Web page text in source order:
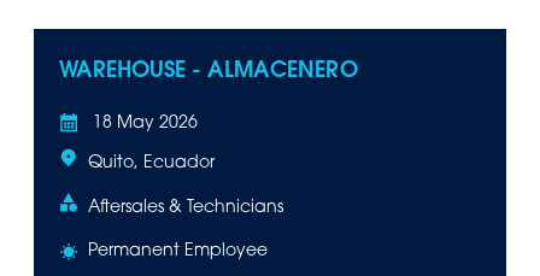
WAREHOUSE - ALMACENERO
18 May 2026
Quito, Ecuador
Aftersales & Technicians
Permanent Employee